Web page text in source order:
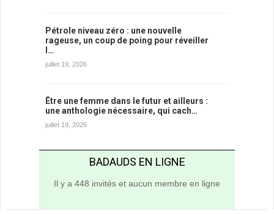
Pétrole niveau zéro : une nouvelle
rageuse, un coup de poing pour réveiller
l…
juillet 19, 2026
Être une femme dans le futur et ailleurs :
une anthologie nécessaire, qui cach…
juillet 19, 2026
BADAUDS EN LIGNE
Il y a 448 invités et aucun membre en ligne